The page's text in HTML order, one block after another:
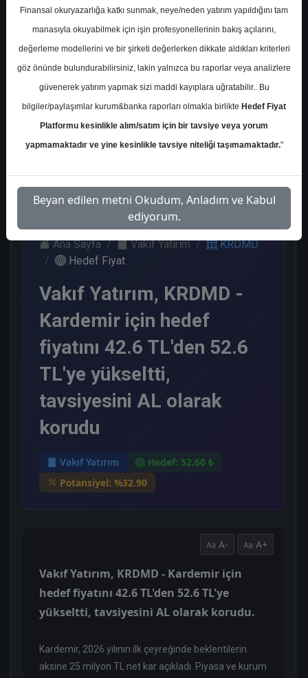
Ortalama Getiri Potansiyeli %25.17
Kurum Sayısı
12
4 4
Paralel
Get.
3 1
Pazartesi, 11 Mayıs 2026
Ana Sayfa Vakıf Yatırım
KRDMD
Hedef Fiyat
Vakıf Yatırım, KRDMD -
Kardemir için hedef
fiyatını 42.6 TL'den 52.6
TL'ye yükseltti,
tavsiyesini AL olarak
korudu
Vakıf Yatırım
Hedef: 52.60 ₺
Potansiyel: %32.90
A- A+
Vakıf Yatırım, KRDMD - Kardemir için
hedef fiyatını 42.6 TL'den 52.6 TL'ye
yükseltti, tavsiyesini AL olarak korudu.
Kardemir, 2026 yılının ilk çeyreğinde beklentilerin
aksine 25 milyon TL net kar açıkladı. Piyasa ve kurum
Finansal okuryazarlığa katkı sunmak, neye/neden yatırım yapıldığını tam
manasıyla okuyabilmek için işin profesyonellerinin bakış açılarını,
değerleme modellerini ve bir şirketi değerlerken dikkate aldıkları kriterleri
göz önünde bulundurabilirsiniz, lakin yalnızca bu raporlar veya analizlere
güvenerek yatırım yapmak sizi maddi kayıplara uğratabilir.. Bu
bilgiler/paylaşımlar kurum&banka raporları olmakla birlikte Hedef Fiyat
Platformu kesinlikle alım/satım için bir tavsiye veya yorum
yapmamaktadır ve yine kesinlikle tavsiye niteliği taşımamaktadır."
Beyan edilen metni Okudum, Anladım ve Kabul
ediyorum.